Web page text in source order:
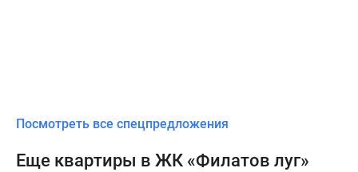
Посмотреть все спецпредложения
Еще квартиры в ЖК «Филатов луг»